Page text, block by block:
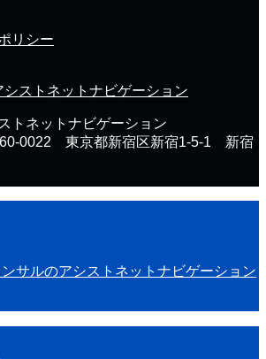
リシー
トネットナビゲーション
0022 東京都新宿区新宿1-5-1 新宿
サルのアシストネットナビゲーション